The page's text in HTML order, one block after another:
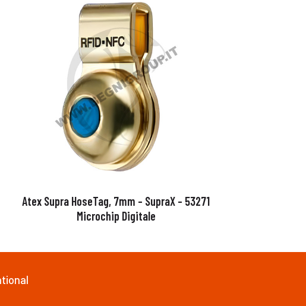
Atex Supra HoseTag, 7mm – SupraX – 53271
Microchip Digitale